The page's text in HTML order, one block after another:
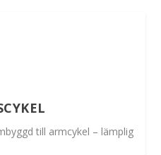
till armcykel – lämplig